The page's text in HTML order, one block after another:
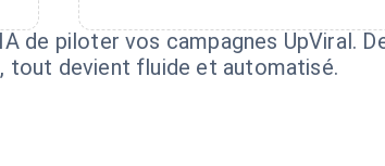
de piloter vos campagnes UpViral.
tout devient fluide et automatisé.